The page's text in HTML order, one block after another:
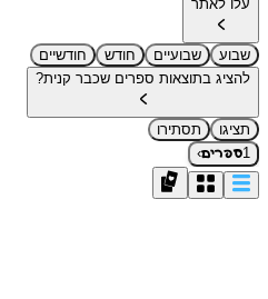
עלו לאתר
שבוע שבועיים חודש
חודשיים
להציג בתוצאות ספרים שכבר קנית?
תציגו
תסתירו
1ספרים›